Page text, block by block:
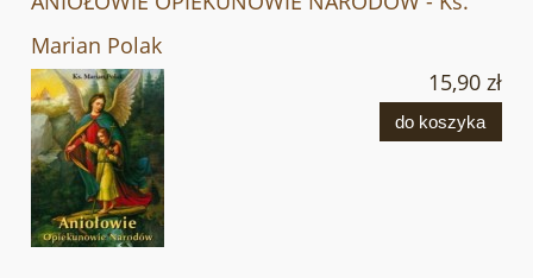
Marian Polak
15,90 zł
do koszyka